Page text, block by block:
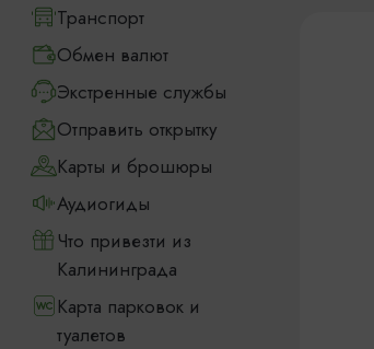
Транспорт
Обмен валют
Экстренные службы
Отправить открытку
Карты и брошюры
Аудиогиды
Что привезти из
Калининграда
Карта парковок и
туалетов